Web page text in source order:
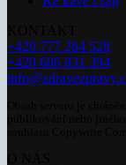
+420 777 264 528
+420 606 831 394